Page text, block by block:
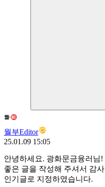
월부Editor
25.01.09 15:05
안녕하세요. 광화문금융러님!
좋은 글을 작성해 주셔서 감
인기글로 지정하였습니다.